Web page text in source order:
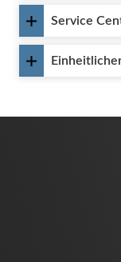
Service